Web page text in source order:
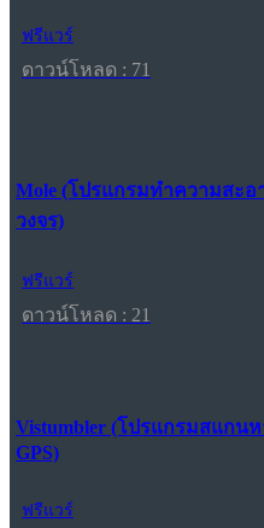
ฟรีแวร์
ดาวน์โหลด : 71
Mole (โปรแกรมทำความสะอ
วงจร)
ฟรีแวร์
ดาวน์โหลด : 21
Vistumbler (โปรแกรมสแกน
GPS)
ฟรีแวร์